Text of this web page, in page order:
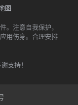
图
。注意自我保护，
用伤身。合理安排
支持！